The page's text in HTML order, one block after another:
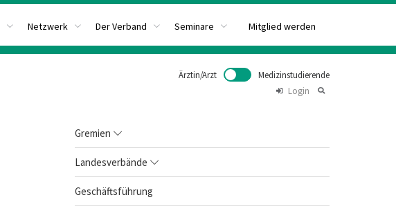
Netzwerk Der Verband Seminare Mitglied werden
Ärztin/Arzt
Medizinstudierende
Login
Gremien
Landesverbände
Geschäftsführung